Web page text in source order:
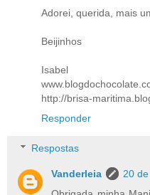
Adorei, querida, mais
Beijinhos
Isabel
http://brisa-
Responder
Respostas
Vanderleia
20